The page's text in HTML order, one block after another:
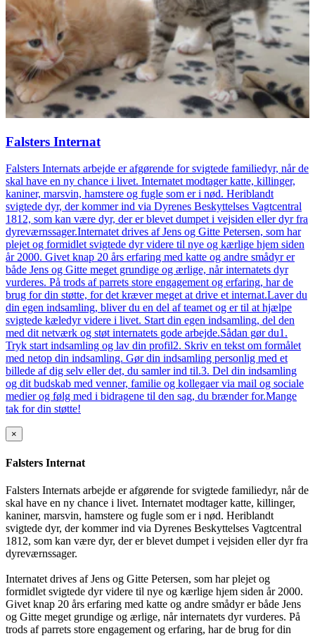
Falsters Internat
Falsters Internats arbejde er afgørende for svigtede familiedyr, når de
skal have en ny chance i livet. Internatet modtager katte, killinger,
kaniner, marsvin, hamstere og fugle som er i nød. Heriblandt
svigtede dyr, der kommer ind via Dyrenes Beskyttelses Vagtcentral
1812, som kan være dyr, der er blevet dumpet i vejsiden eller dyr fra
dyreværnssager.Internatet drives af Jens og Gitte Petersen, som har
plejet og formidlet svigtede dyr videre til nye og kærlige hjem siden
år 2000. Givet knap 20 års erfaring med katte og andre smådyr er
både Jens og Gitte meget grundige og ærlige, når internatets dyr
vurderes. På trods af parrets store engagement og erfaring, har de
brug for din støtte, for det kræver meget at drive et internat.Laver du
din egen indsamling, bliver du en del af teamet og er til at hjælpe
svigtede kæledyr videre i livet. Start din egen indsamling, del den
med dit netværk og støt internatets gode arbejde.Sådan gør du1.
Tryk start indsamling og lav din profil2. Skriv en tekst om formålet
med netop din indsamling. Gør din indsamling personlig med et
billede af dig selv eller det, du samler ind til.3. Del din indsamling
og dit budskab med venner, familie og kollegaer via mail og sociale
medier og følg med i bidragene til den sag, du brænder for.Mange
tak for din støtte!
×
Falsters Internat
Falsters Internats arbejde er afgørende for svigtede familiedyr, når de
skal have en ny chance i livet. Internatet modtager katte, killinger,
kaniner, marsvin, hamstere og fugle som er i nød. Heriblandt
svigtede dyr, der kommer ind via Dyrenes Beskyttelses Vagtcentral
1812, som kan være dyr, der er blevet dumpet i vejsiden eller dyr fra
dyreværnssager.
Internatet drives af Jens og Gitte Petersen, som har plejet og
formidlet svigtede dyr videre til nye og kærlige hjem siden år 2000.
Givet knap 20 års erfaring med katte og andre smådyr er både Jens
og Gitte meget grundige og ærlige, når internatets dyr vurderes. På
trods af parrets store engagement og erfaring, har de brug for din